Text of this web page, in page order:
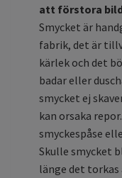
att förstora
Smycket är
fabrik, det är
kärlek och det
badar eller
smycket ej
kan orsaka
smyckespåse
Skulle smycket
länge det